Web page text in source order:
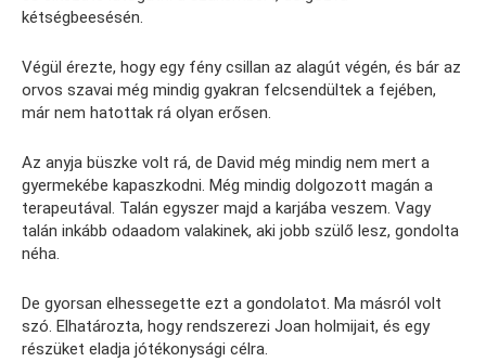
kétségbeesésén.
Végül érezte, hogy egy fény csillan az alagút végén, és bár az
orvos szavai még mindig gyakran felcsendültek a fejében,
már nem hatottak rá olyan erősen.
Az anyja büszke volt rá, de David még mindig nem mert a
gyermekébe kapaszkodni. Még mindig dolgozott magán a
terapeutával. Talán egyszer majd a karjába veszem. Vagy
talán inkább odaadom valakinek, aki jobb szülő lesz, gondolta
néha.
De gyorsan elhessegette ezt a gondolatot. Ma másról volt
szó. Elhatározta, hogy rendszerezi Joan holmijait, és egy
részüket eladja jótékonysági célra.